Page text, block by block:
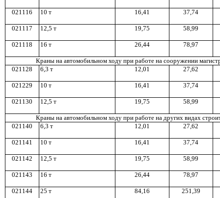
021116 10 т 16,41 37,74
021117 12, 5 т 19,75 58,99
021118 1 6 т 26,44 78,97
Краны на автомобильном ходу при работе на сооружении
0211 28 6, 3 т 12,01 27,62
021 229 10 т 1 6,41 37,74
0211 30 1 2,5 т 1 9,75 58,99
Краны на автомобильном ходупри работе на других видах
021140
6,3 т 1 2,01 27,62
0211 41 10 т 1 6,41 37,74
0211 42 12, 5 т 1 9,75 58,99
0211 43 1 6 т 26,44 78,97
0211 44 25 т 84,1 6 251,39